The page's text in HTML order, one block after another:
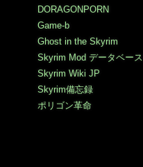
DORAGONPORN
Game-b
Ghost in the Skyrim
Skyrim Mod データベース
Skyrim Wiki JP
Skyrim備忘録
ポリゴン革命